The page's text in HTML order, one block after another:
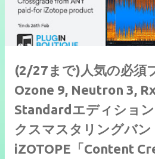
(2/27まで)人気の必須
Ozone 9, Neutron 3,
Standardエディショ
クスマスタリングバン
iZOTOPE「Content